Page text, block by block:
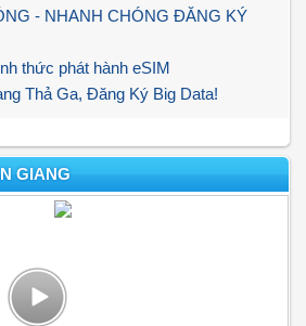
- NHANH CHÓNG ĐĂNG KÝ
thức phát hành eSIM
Thả Ga, Đăng Ký Big Data!
GIANG